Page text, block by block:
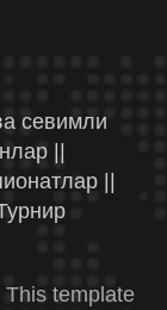
севимли
||
||
template